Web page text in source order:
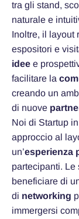
tra gli stand,
naturale e
Inoltre, il layout
espositori e
idee e
facilitare la
creando un
di nuove
Noi di Startup
approccio al
un’esperienza
partecipanti. Le
beneficiare di
di networking
immergersi